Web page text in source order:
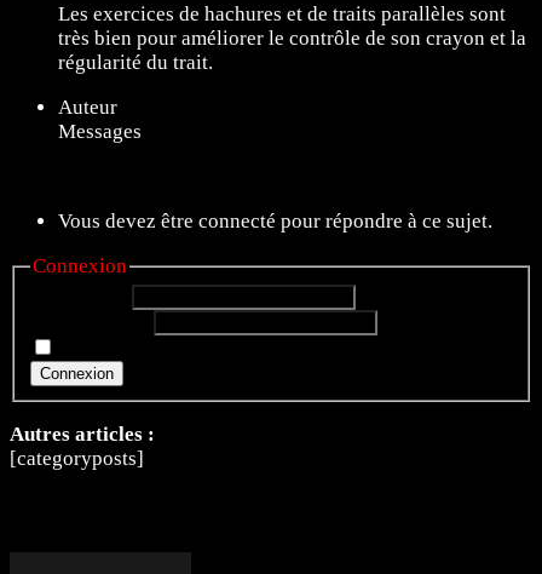
Les exercices de hachures et de traits parallèles sont
très bien pour améliorer le contrôle de son crayon et la
régularité du trait.
Auteur
Messages
Vous devez être connecté pour répondre à ce sujet.
Connexion
Connexion
Autres articles :
[categoryposts]